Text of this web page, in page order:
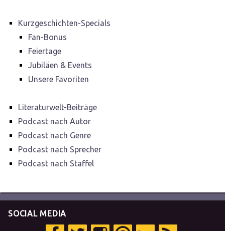
Kurzgeschichten-Specials
Fan-Bonus
Feiertage
Jubiläen & Events
Unsere Favoriten
Literaturwelt-Beiträge
Podcast nach Autor
Podcast nach Genre
Podcast nach Sprecher
Podcast nach Staffel
SOCIAL MEDIA